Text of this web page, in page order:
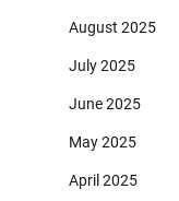
August 2025
July 2025
June 2025
May 2025
April 2025